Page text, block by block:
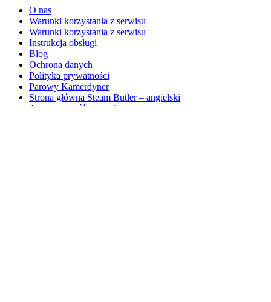
O nas
Warunki korzystania z serwisu
Warunki korzystania z serwisu
Instrukcja obsługi
Blog
Ochrona danych
Polityka prywatności
Parowy Kamerdyner
Strona główna Steam Butler – angielski
Autentyczność recenzji